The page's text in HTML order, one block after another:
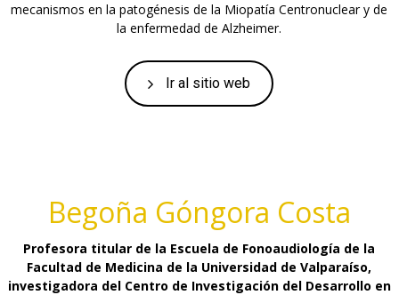
mecanismos en la patogénesis de la Miopatía Centronuclear y de
la enfermedad de Alzheimer.
Ir al sitio web
Begoña Góngora Costa
Profesora titular de la Escuela de Fonoaudiología de la
Facultad de Medicina de la Universidad de Valparaíso,
investigadora del Centro de Investigación del Desarrollo en